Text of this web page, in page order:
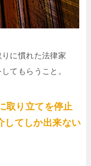
に慣れた法律家
てもらうこと。
取り立てを停止
してしか出来ない